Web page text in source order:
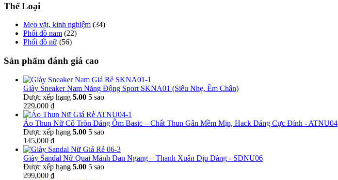
Thể Loại
Mẹo vặt, kinh nghiệm (34)
Phối đồ nam (22)
Phối đồ nữ (56)
Sản phẩm đánh giá cao
Giày Sneaker Nam Năng Động Sport SKNA01 (Siêu Nhẹ, Êm Chân)
Được xếp hạng 5.00 5 sao
229,000 ₫
Áo Thun Nữ Cổ Tròn Dáng Ôm Basic – Chất Thun Gân Mềm Mịn, Hack Dáng Cực Đỉnh - ATNU04
Được xếp hạng 5.00 5 sao
145,000 ₫
Giày Sandal Nữ Quai Mảnh Đan Ngang – Thanh Xuân Dịu Dàng - SDNU06
Được xếp hạng 5.00 5 sao
299,000 ₫